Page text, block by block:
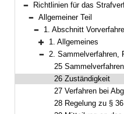
Bereich reduzieren
Richtlinien für das
Bereich reduzieren
Allgemeiner Teil
Bereich reduzieren
1. Abschnitt
Bereich erweitern
1. Allgemeines
Bereich reduzieren
2. Sammelverfahren, Fälle
25 Sammelverfahren
26 Zuständigkeit
27 Verfahren bei
28 Regelung zu §